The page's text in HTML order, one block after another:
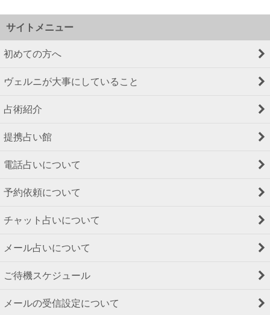
サイトメニュー
初めての方へ
ヴェルニが大事にしていること
占術紹介
提携占い館
電話占いについて
予約依頼について
チャット占いについて
メール占いについて
ご待機スケジュール
メールの受信設定について